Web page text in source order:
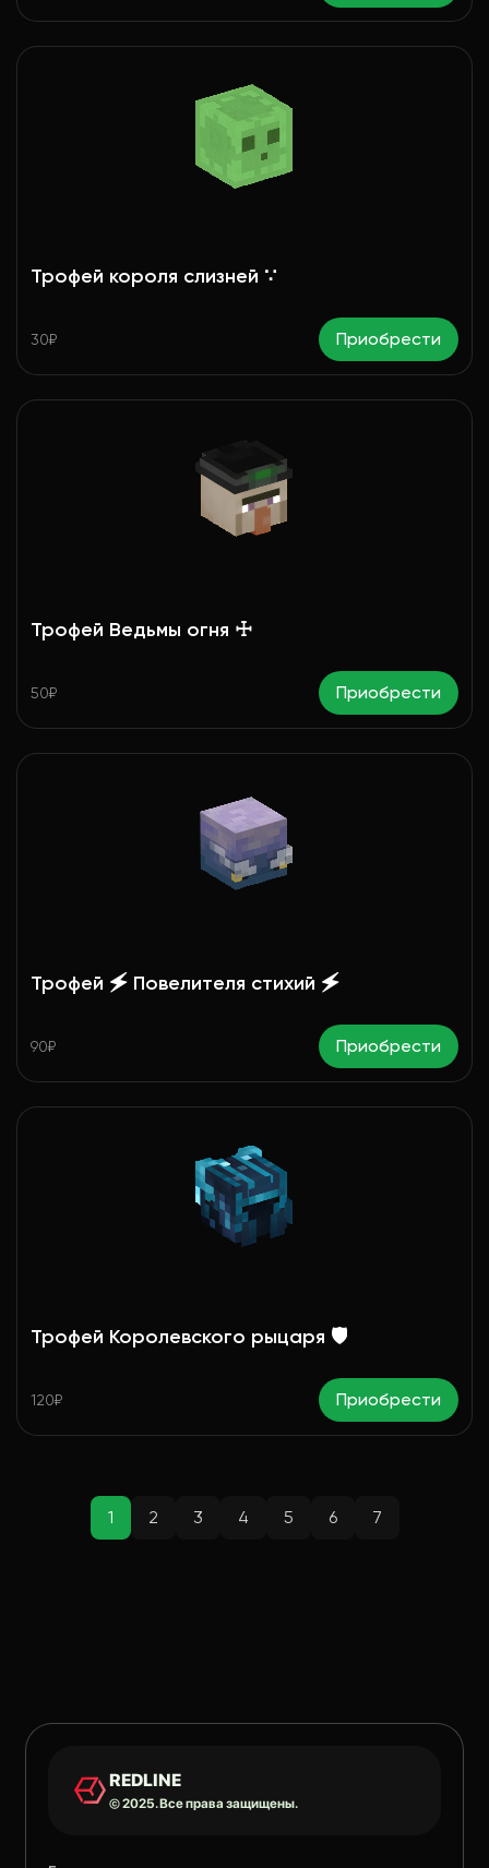
Трофей короля слизней ∵
30₽ Приобрести
Трофей Ведьмы огня ☩
50₽ Приобрести
Трофей 🗲 Повелителя стихий 🗲
90₽ Приобрести
Трофей Королевского рыцаря 🛡
120₽ Приобрести
1 2 3 4 5 6 7
REDLINE
© 2025. Все права защищены.